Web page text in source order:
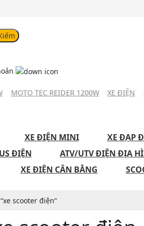
MOTO TEC REIDER 1200W XE ĐIỆN
XE ĐIỆN MINI XE ĐẠP
ĐIỆN ATV/UTV ĐIỆN ĐỊA
XE ĐIỆN CÂN BẰNG
scooter điện”